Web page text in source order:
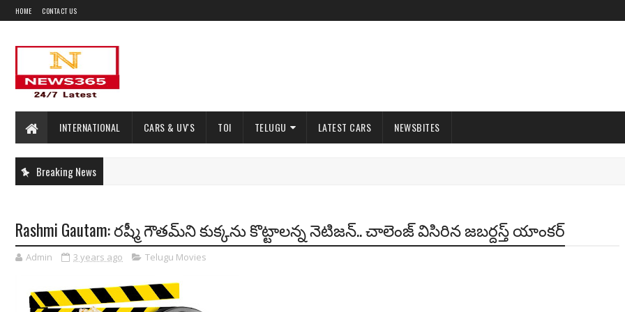
HOME CONTACT US
INTERNATIONAL CARS & UV'S TOI TELUGU LATEST CARS NEWSBITES
Breaking News
Rashmi Gautam: రష్మీ గౌతమ్‌ని కుక్కను కొట్టాలన్న నెటిజన్.. చాలెంజ్ విసిరిన జబర్దస్త్ యాంకర్
Admin 3 years ago Telugu Movies